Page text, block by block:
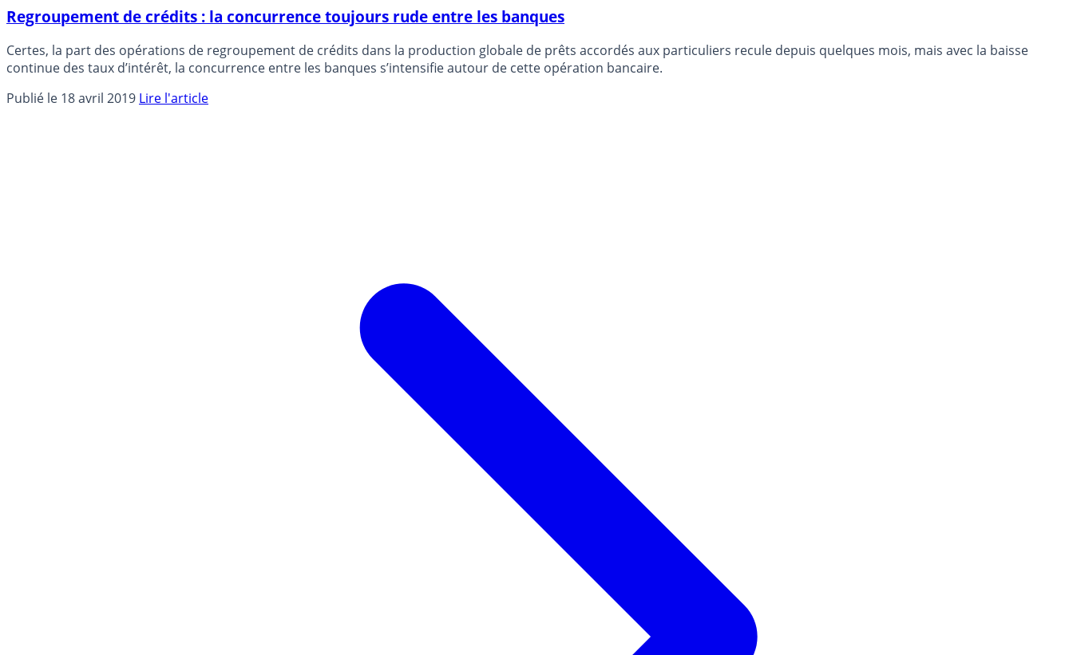
Regroupement de crédits : la concurrence toujours rude entre les banques
Certes, la part des opérations de regroupement de crédits dans la production globale de prêts accordés aux particuliers recule depuis quelques mois, mais avec la baisse
continue des taux d’intérêt, la concurrence entre les banques s’intensifie autour de cette opération bancaire.
Publié le 18 avril 2019 Lire l'article